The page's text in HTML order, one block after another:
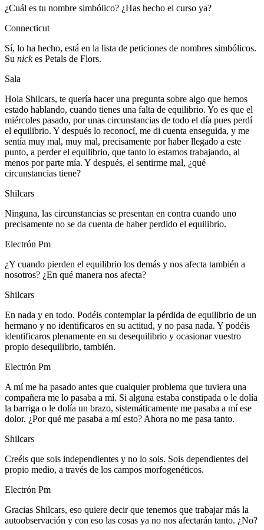
¿Cuál es tu nombre simbólico? ¿Has hecho el curso ya?
Connecticut
Sí, lo ha hecho, está en la lista de peticiones de nombres simbólicos.
Su nickes Petals de Flors.
Sala
Hola Shilcars, te quería hacer una pregunta sobre algo que hemos
estado hablando, cuando tienes una falta de equilibrio. Yo es que el
miércoles pasado, por unas circunstancias de todo el día pues perdí
el equilibrio. Y después lo reconocí, me di cuenta enseguida, y me
sentía muy mal, muy mal, precisamente por haber llegado a este
punto, a perder el equilibrio, que tanto lo estamos trabajando, al
menos por parte mía. Y después, el sentirme mal, ¿qué
circunstancias tiene?
Shilcars
Ninguna, las circunstancias se presentan en contra cuando uno
precisamente no se da cuenta de haber perdido el equilibrio.
Electrón Pm
¿Y cuando pierden el equilibrio los demás y nos afecta también a
nosotros? ¿En qué manera nos afecta?
Shilcars
En nada y en todo. Podéis contemplar la pérdida de equilibrio de un
hermano y no identificaros en su actitud, y no pasa nada. Y podéis
identificaros plenamente en su desequilibrio y ocasionar vuestro
propio desequilibrio, también.
Electrón Pm
A mí me ha pasado antes que cualquier problema que tuviera una
compañera me lo pasaba a mí. Si alguna estaba constipada o le dolía
la barriga o le dolía un brazo, sistemáticamente me pasaba a mí ese
dolor. ¿Por qué me pasaba a mí esto? Ahora no me pasa tanto.
Shilcars
Creéis que sois independientes y no lo sois. Sois dependientes del
propio medio, a través de los campos morfogenéticos.
Electrón Pm
Gracias Shilcars, eso quiere decir que tenemos que trabajar más la
autoobservación y con eso las cosas ya no nos afectarán tanto. ¿No?